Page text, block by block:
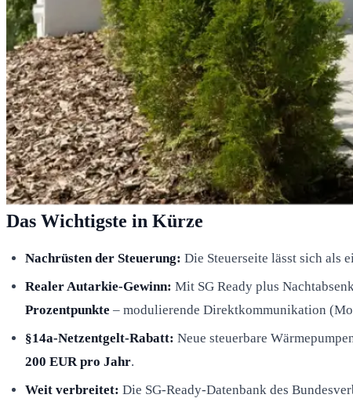
Das Wichtigste in Kürze
Nachrüsten der Steuerung: Die Steuerseite lässt sich als
Realer Autarkie-Gewinn: Mit SG Ready plus
Prozentpunkte – modulierende Direktkommunikation
§14a-Netzentgelt-Rabatt: Neue steuerbare
200 EUR pro Jahr.
Weit verbreitet: Die SG-Ready-Datenbank des